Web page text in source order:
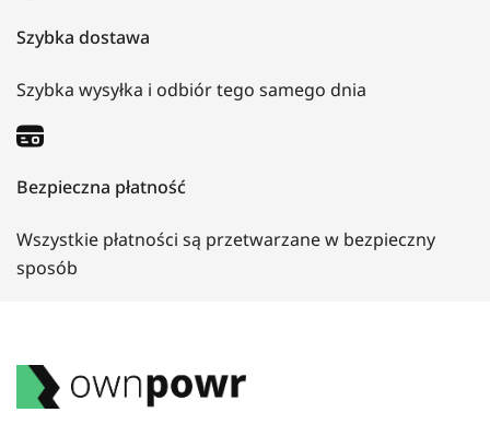
Szybka dostawa
Szybka wysyłka i odbiór tego samego dnia
Bezpieczna płatność
Wszystkie płatności są przetwarzane w bezpieczny
sposób